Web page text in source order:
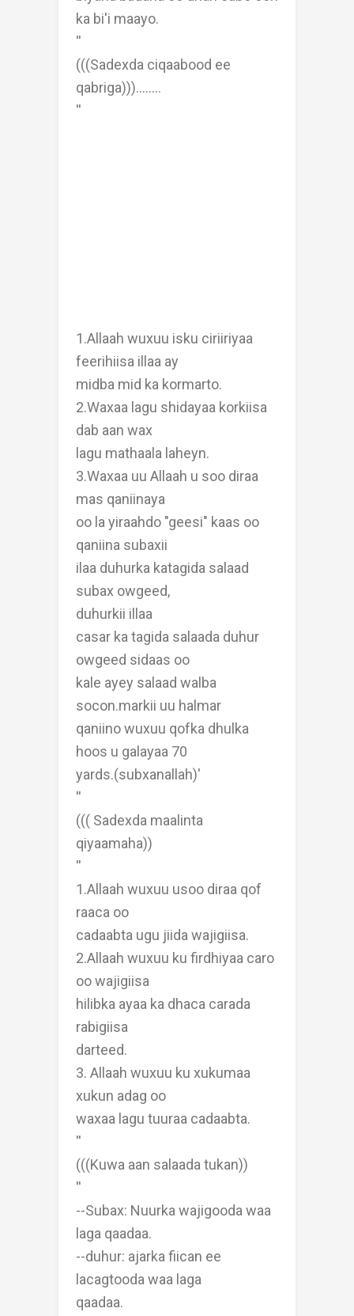
ka bi'i maayo.
''
(((Sadexda ciqaabood ee
qabriga)))........
''
1.Allaah wuxuu isku ciriiriyaa
feerihiisa illaa ay
midba mid ka kormarto.
2.Waxaa lagu shidayaa korkiisa
dab aan wax
lagu mathaala laheyn.
3.Waxaa uu Allaah u soo diraa
mas qaniinaya
oo la yiraahdo "geesi" kaas oo
qaniina subaxii
ilaa duhurka katagida salaad
subax owgeed,
duhurkii illaa
casar ka tagida salaada duhur
owgeed sidaas oo
kale ayey salaad walba
socon.markii uu halmar
qaniino wuxuu qofka dhulka
hoos u galayaa 70
yards.(subxanallah)'
''
((( Sadexda maalinta
qiyaamaha))
''
1.Allaah wuxuu usoo diraa qof
raaca oo
cadaabta ugu jiida wajigiisa.
2.Allaah wuxuu ku firdhiyaa caro
oo wajigiisa
hilibka ayaa ka dhaca carada
rabigiisa
darteed.
3. Allaah wuxuu ku xukumaa
xukun adag oo
waxaa lagu tuuraa cadaabta.
''
(((Kuwa aan salaada tukan))
''
--Subax: Nuurka wajigooda waa
laga qaadaa.
--duhur: ajarka fiican ee
lacagtooda waa laga
qaadaa.